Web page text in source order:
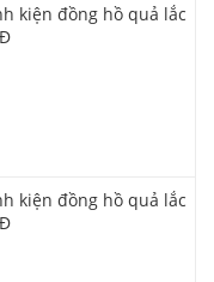
kiện đồng hồ quả lắc
kiện đồng hồ quả lắc